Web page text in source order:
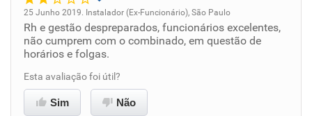
Oportunidade de promoção
Ambiente de trabalho
Conciliação com a vida familiar
25 Junho 2019. Instalador (Ex-Funcionário), São Paulo
Rh e gestão despreparados, funcionários excelentes,
não cumprem com o combinado, em questão de
horários e folgas.
Esta avaliação foi útil?
Sim Não